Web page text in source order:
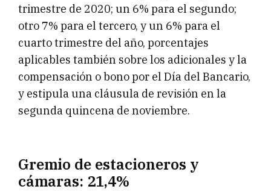
trimestre de 2020; un 6% para el segundo;
otro 7% para el tercero, y un 6% para el
cuarto trimestre del año, porcentajes
aplicables también sobre los adicionales y la
compensación o bono por el Día del Bancario,
y estipula una cláusula de revisión en la
segunda quincena de noviembre.
Gremio de estacioneros y
cámaras: 21,4%